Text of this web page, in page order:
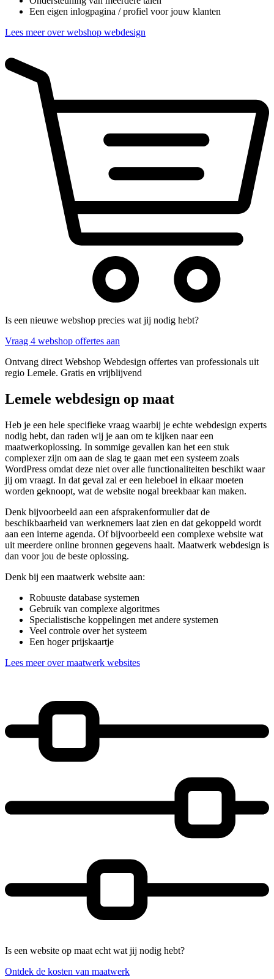
Een eigen inlogpagina / profiel voor jouw klanten
Lees meer over webshop webdesign
Is een nieuwe webshop precies wat jij nodig hebt?
Vraag 4 webshop offertes aan
Ontvang direct Webshop Webdesign offertes van professionals uit
regio Lemele. Gratis en vrijblijvend
Lemele webdesign op maat
Heb je een hele specifieke vraag waarbij je echte webdesign experts
nodig hebt, dan raden wij je aan om te kijken naar een
maatwerkoplossing. In sommige gevallen kan het een stuk
complexer zijn om aan de slag te gaan met een systeem zoals
WordPress omdat deze niet over alle functionaliteiten beschikt waar
jij om vraagt. In dat geval zal er een heleboel in elkaar moeten
worden geknoopt, wat de website nogal breekbaar kan maken.
Denk bijvoorbeeld aan een afsprakenformulier dat de
beschikbaarheid van werknemers laat zien en dat gekoppeld wordt
aan een interne agenda. Of bijvoorbeeld een complexe website wat
uit meerdere online bronnen gegevens haalt. Maatwerk webdesign is
dan voor jou de beste oplossing.
Denk bij een maatwerk website aan:
Robuuste database systemen
Gebruik van complexe algoritmes
Specialistische koppelingen met andere systemen
Veel controle over het systeem
Een hoger prijskaartje
Lees meer over maatwerk websites
Is een website op maat echt wat jij nodig hebt?
Ontdek de kosten van maatwerk